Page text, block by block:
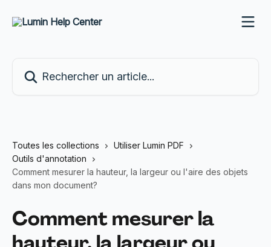
Toutes les collections
Utiliser Lumin PDF
Outils d'annotation
Comment mesurer la hauteur, la largeur ou l'aire des objets
dans mon document?
Comment mesurer la